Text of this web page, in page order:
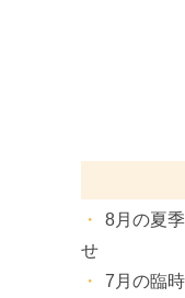
8月の夏
せ
7月の臨